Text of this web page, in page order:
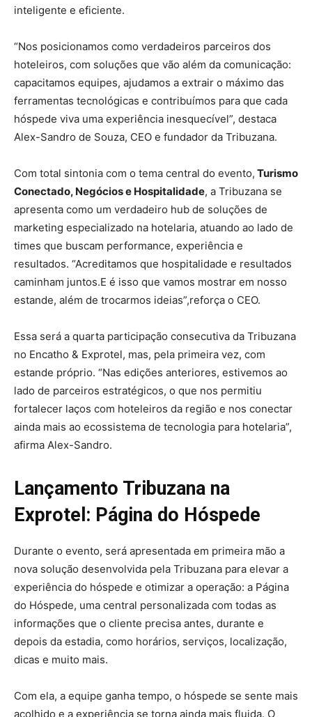
inteligente e eficiente.
“Nos posicionamos como verdadeiros parceiros dos
hoteleiros, com soluções que vão além da comunicação:
capacitamos equipes, ajudamos a extrair o máximo das
ferramentas tecnológicas e contribuímos para que cada
hóspede viva uma experiência inesquecível”, destaca
Alex-Sandro de Souza, CEO e fundador da Tribuzana.
Com total sintonia com o tema central do evento, Turismo
Conectado, Negócios e Hospitalidade, a Tribuzana se
apresenta como um verdadeiro hub de soluções de
marketing especializado na hotelaria, atuando ao lado de
times que buscam performance, experiência e
resultados. “Acreditamos que hospitalidade e resultados
caminham juntos.E é isso que vamos mostrar em nosso
estande, além de trocarmos ideias”,reforça o CEO.
Essa será a quarta participação consecutiva da Tribuzana
no Encatho & Exprotel, mas, pela primeira vez, com
estande próprio. “Nas edições anteriores, estivemos ao
lado de parceiros estratégicos, o que nos permitiu
fortalecer laços com hoteleiros da região e nos conectar
ainda mais ao ecossistema de tecnologia para hotelaria”,
afirma Alex-Sandro.
Lançamento Tribuzana na
Exprotel: Página do Hóspede
Durante o evento, será apresentada em primeira mão a
nova solução desenvolvida pela Tribuzana para elevar a
experiência do hóspede e otimizar a operação: a Página
do Hóspede, uma central personalizada com todas as
informações que o cliente precisa antes, durante e
depois da estadia, como horários, serviços, localização,
dicas e muito mais.
Com ela, a equipe ganha tempo, o hóspede se sente mais
acolhido e a experiência se torna ainda mais fluida. O